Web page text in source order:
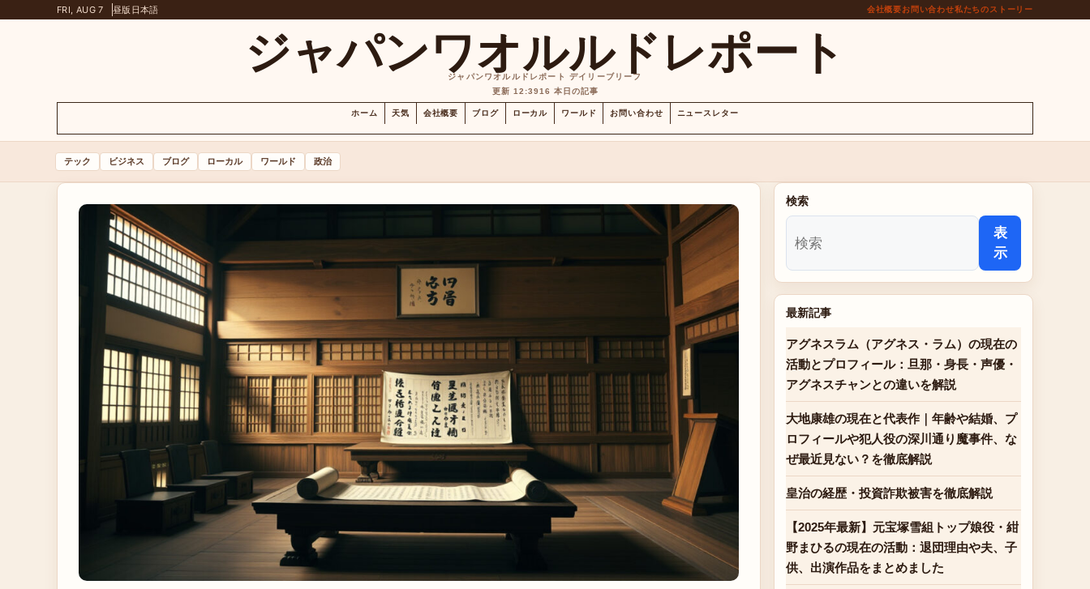
FRI, AUG 7 昼版 日本語 会社概要お問い合わせ私たちのストーリー
ジャパンワオルルドレポート
ジャパンワオルルドレポート デイリーブリーフ
更新 12:3916 本日の記事
ホーム 天気 会社概要 ブログ ローカル ワールド お問い合わせ ニュースレター
テック ビジネス ブログ ローカル ワールド 政治
検索
表
示
最新記事
アグネスラム（アグネス・ラム）の現在の
活動とプロフィール：旦那・身長・声優・
アグネスチャンとの違いを解説
大地康雄の現在と代表作｜年齢や結婚、プ
ロフィールや犯人役の深川通り魔事件、な
ぜ最近見ない？を徹底解説
皇治の経歴・投資詐欺被害を徹底解説
【2025年最新】元宝塚雪組トップ娘役・紺
野まひるの現在の活動：退団理由や夫、子
供、出演作品をまとめました